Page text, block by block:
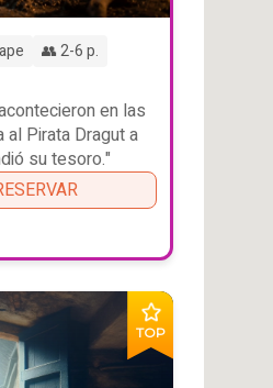
👥 2-6 p.
en las
Pirata Dragut a
su tesoro."
TOP